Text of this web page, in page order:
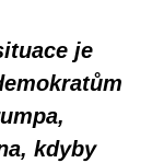
je
kdyby